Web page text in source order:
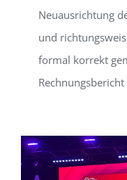
Neuausrichtung
und
formal korrekt